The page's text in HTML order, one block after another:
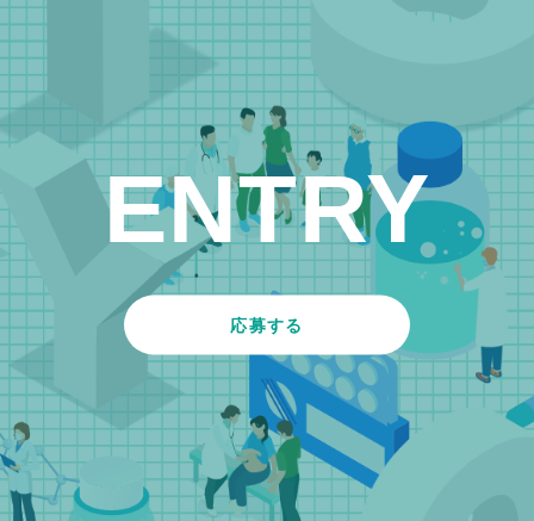
ENTRY
応募する